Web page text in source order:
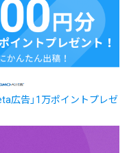
広告」1万ポイントプレゼ